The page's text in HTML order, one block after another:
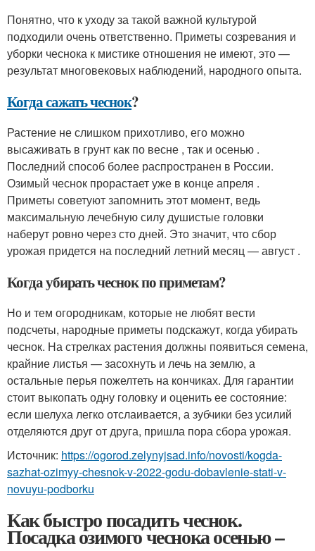
Понятно, что к уходу за такой важной культурой
подходили очень ответственно. Приметы созревания и
уборки чеснока к мистике отношения не имеют, это —
результат многовековых наблюдений, народного опыта.
Когда сажать чеснок?
Растение не слишком прихотливо, его можно
высаживать в грунт как по весне , так и осенью .
Последний способ более распространен в России.
Озимый чеснок прорастает уже в конце апреля .
Приметы советуют запомнить этот момент, ведь
максимальную лечебную силу душистые головки
наберут ровно через сто дней. Это значит, что сбор
урожая придется на последний летний месяц — август .
Когда убирать чеснок по приметам?
Но и тем огородникам, которые не любят вести
подсчеты, народные приметы подскажут, когда убирать
чеснок. На стрелках растения должны появиться семена,
крайние листья — засохнуть и лечь на землю, а
остальные перья пожелтеть на кончиках. Для гарантии
стоит выкопать одну головку и оценить ее состояние:
если шелуха легко отслаивается, а зубчики без усилий
отделяются друг от друга, пришла пора сбора урожая.
Источник: https://ogorod.zelynyjsad.info/novosti/kogda-
sazhat-ozimyy-chesnok-v-2022-godu-dobavlenie-stati-v-
novuyu-podborku
Как быстро посадить чеснок.
Посадка озимого чеснока осенью –